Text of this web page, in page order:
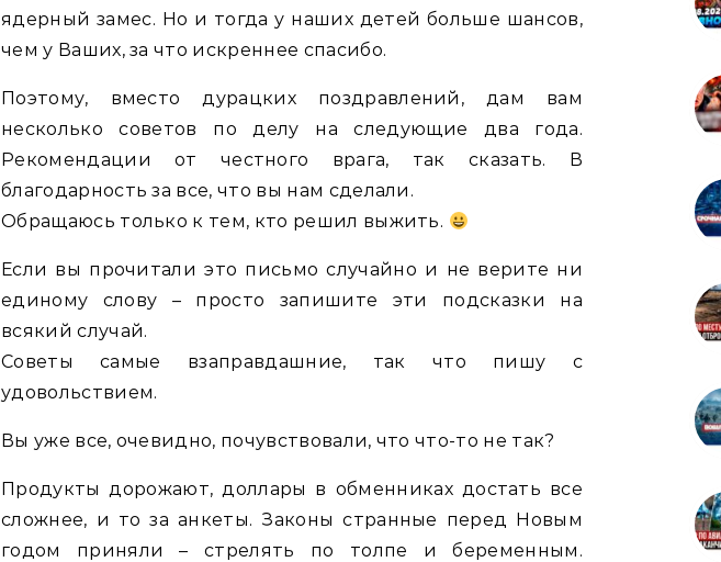
ядерный замес. Но и тогда у наших детей больше шансов,
чем у Ваших, за что искреннее спасибо.
Поэтому, вместо дурацких поздравлений, дам вам
несколько советов по делу на следующие два года.
Рекомендации от честного врага, так сказать. В
благодарность за все, что вы нам сделали.
Обращаюсь только к тем, кто решил выжить.
Если вы прочитали это письмо случайно и не верите ни
единому слову – просто запишите эти подсказки на
всякий случай.
Советы самые взаправдашние, так что пишу с
удовольствием.
Вы уже все, очевидно, почувствовали, что что-то не так?
Продукты дорожают, доллары в обменниках достать все
сложнее, и то за анкеты. Законы странные перед Новым
годом приняли – стрелять по толпе и беременным.